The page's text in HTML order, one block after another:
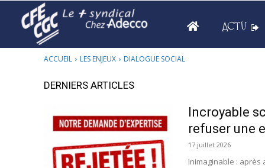
ACTU
ACCUEIL LES ENJEUX DIALOGUE SOCIAL
DERNIERS ARTICLES
Incroyable
refuser une
17 juillet 2026
Inimaginable :